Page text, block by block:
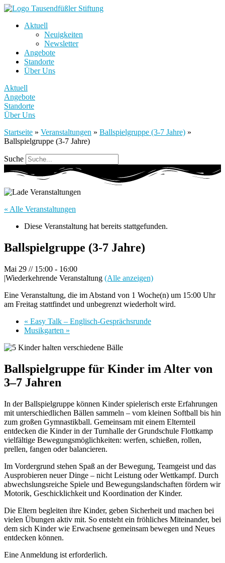
Aktuell
Neuigkeiten
Newsletter
Angebote
Standorte
Über Uns
Aktuell
Angebote
Standorte
Über Uns
Startseite » Veranstaltungen » Ballspielgruppe (3-7 Jahre) »
Ballspielgruppe (3-7 Jahre)
Suche
« Alle Veranstaltungen
Diese Veranstaltung hat bereits stattgefunden.
Ballspielgruppe (3-7 Jahre)
Mai 29 // 15:00 - 16:00
|Wiederkehrende Veranstaltung (Alle anzeigen)
Eine Veranstaltung, die im Abstand von 1 Woche(n) um 15:00 Uhr
am Freitag stattfindet und unbegrenzt wiederholt wird.
« Easy Talk – Englisch-Gesprächsrunde
Musikgarten »
Ballspielgruppe für Kinder im Alter von
3–7 Jahren
In der Ballspielgruppe können Kinder spielerisch erste Erfahrungen
mit unterschiedlichen Bällen sammeln – vom kleinen Softball bis hin
zum großen Gymnastikball. Gemeinsam mit einem Elternteil
entdecken die Kinder in der Turnhalle der Grundschule Flottkamp
vielfältige Bewegungsmöglichkeiten: werfen, schießen, rollen,
prellen, fangen oder balancieren.
Im Vordergrund stehen Spaß an der Bewegung, Teamgeist und das
Ausprobieren neuer Dinge – nicht Leistung oder Wettkampf. Durch
abwechslungsreiche Spiele und Bewegungslandschaften fördern wir
Motorik, Geschicklichkeit und Koordination der Kinder.
Die Eltern begleiten ihre Kinder, geben Sicherheit und machen bei
vielen Übungen aktiv mit. So entsteht ein fröhliches Miteinander, bei
dem sich Kinder wie Erwachsene gemeinsam bewegen und Neues
entdecken können.
Eine Anmeldung ist erforderlich.